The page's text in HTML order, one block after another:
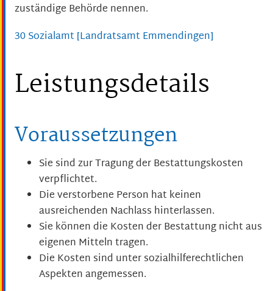
zuständige Behörde nennen.
30 Sozialamt [Landratsamt Emmendingen]
Leistungsdetails
Voraussetzungen
Sie sind zur Tragung der Bestattungskosten
verpflichtet.
Die verstorbene Person hat keinen
ausreichenden Nachlass hinterlassen.
Sie können die Kosten der Bestattung nicht aus
eigenen Mitteln tragen.
Die Kosten sind unter sozialhilferechtlichen
Aspekten angemessen.